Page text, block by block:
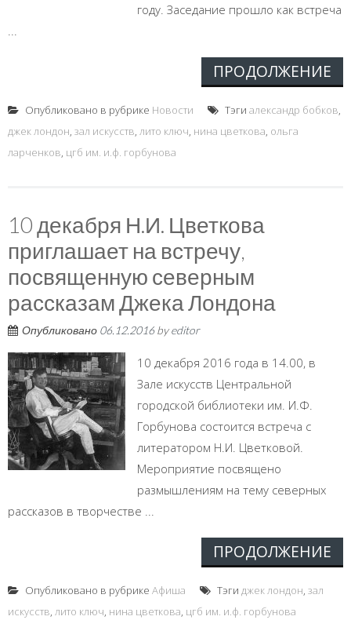
году. Заседание прошло как встреча
ПРОДОЛЖЕНИЕ
Опубликовано в рубрике Новости Тэги александр бобков,
джек лондон, зал искусств, лито ключ, нина цветкова, ольга
ларченков, цгб им. и.ф. горбунова
10 декабря Н.И. Цветкова
приглашает на встречу,
посвященную северным
рассказам Джека Лондона
Опубликовано 06.12.2016byeditor
10 декабря 2016 года в 14.00, в
Зале искусств Центральной
городской библиотеки им. И.Ф.
Горбунова состоится встреча с
литератором Н.И. Цветковой.
Мероприятие посвящено
размышлениям на тему северных
рассказов в творчестве ...
ПРОДОЛЖЕНИЕ
Опубликовано в рубрике Афиша Тэги джек лондон, зал
искусств, лито ключ, нина цветкова, цгб им. и.ф. горбунова